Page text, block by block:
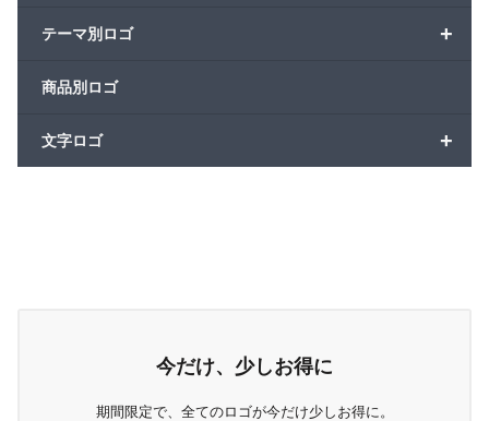
+
テーマ別ロゴ
商品別ロゴ
+
文字ロゴ
今だけ、少しお得に
期間限定で、全てのロゴが今だけ少しお得に。